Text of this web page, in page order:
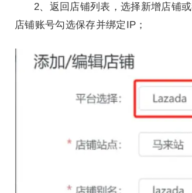
2、返回店铺列表，选择新增店铺
店铺账号勾选保存并绑定IP；